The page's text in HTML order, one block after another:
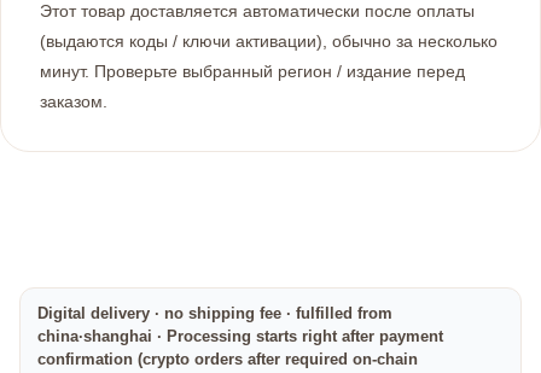
Этот товар доставляется автоматически после оплаты
(выдаются коды / ключи активации), обычно за несколько
минут. Проверьте выбранный регион / издание перед
заказом.
Digital delivery · no shipping fee · fulfilled from
china·shanghai · Processing starts right after payment
confirmation (crypto orders after required on-chain